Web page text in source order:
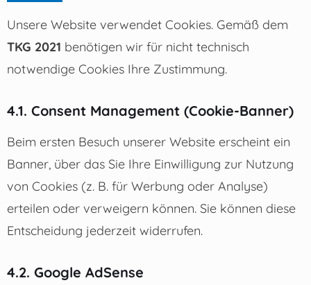
Unsere Website verwendet Cookies. Gemäß dem
TKG 2021 benötigen wir für nicht technisch
notwendige Cookies Ihre Zustimmung.
4.1. Consent Management (Cookie-Banner)
Beim ersten Besuch unserer Website erscheint ein
Banner, über das Sie Ihre Einwilligung zur Nutzung
von Cookies (z. B. für Werbung oder Analyse)
erteilen oder verweigern können. Sie können diese
Entscheidung jederzeit widerrufen.
4.2. Google AdSense